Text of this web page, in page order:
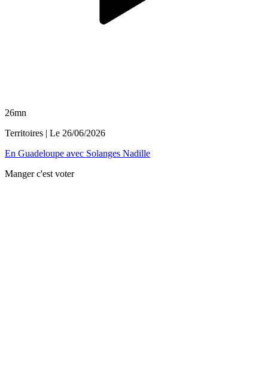
26mn
Territoires | Le 26/06/2026
En Guadeloupe avec Solanges Nadille
Manger c'est voter